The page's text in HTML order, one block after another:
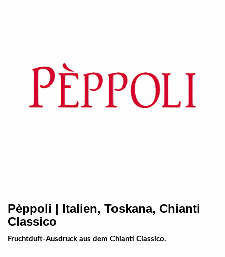
Pèppoli | Italien, Toskana, Chianti
Classico
Fruchtduft-Ausdruck aus dem Chianti Classico.